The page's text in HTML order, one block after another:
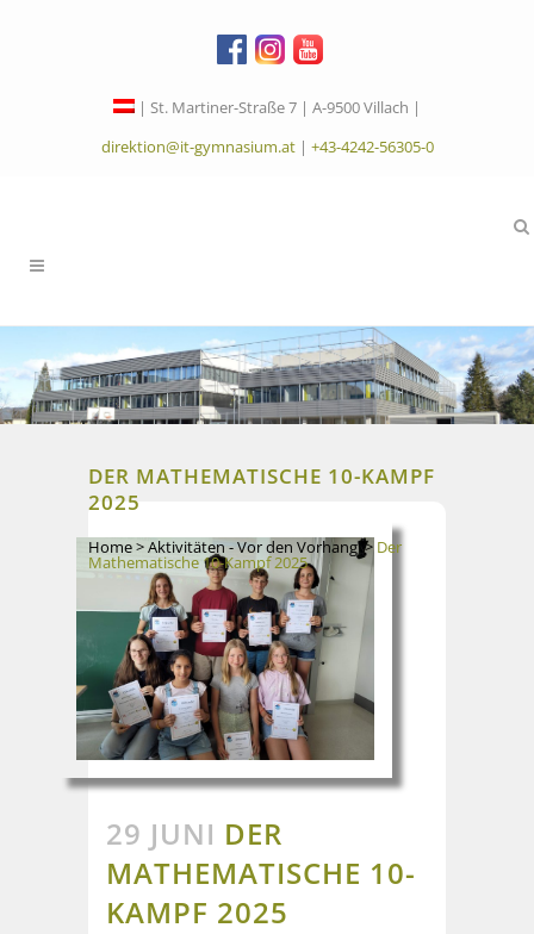
| St. Martiner-Straße 7 | A-9500 Villach |
direktion@it-gymnasium.at| +43-4242-56305-0
DER MATHEMATISCHE 10-KAMPF
2025
Home>Aktivitäten - Vor den Vorhang> Der
Mathematische 10-Kampf 2025
29 JUNI DER
MATHEMATISCHE 10-
KAMPF 2025